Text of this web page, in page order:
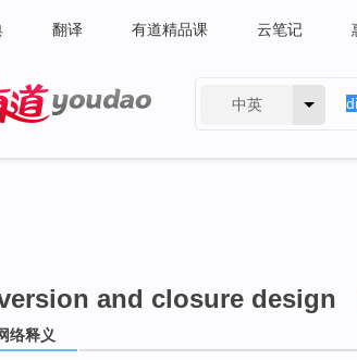
翻译 有道精品课 云笔记
中英
and closure design
络释义